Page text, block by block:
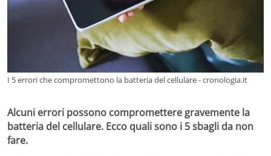
I 5 errori che compromettono la batteria del cellulare - cronologia.it
Alcuni errori possono compromettere gravemente la
batteria del cellulare. Ecco quali sono i 5 sbagli da non
fare.